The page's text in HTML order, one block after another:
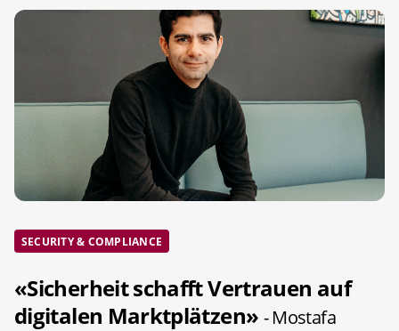
SECURITY & COMPLIANCE
«Sicherheit schafft Vertrauen auf
digitalen Marktplätzen» - Mostafa